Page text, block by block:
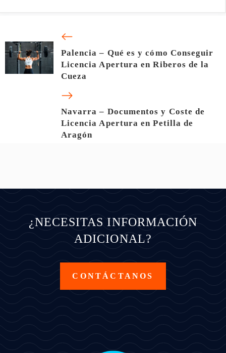
Palencia – Qué es y cómo Conseguir
Licencia Apertura en Riberos de la
Cueza
Navarra – Documentos y Coste de
Licencia Apertura en Petilla de
Aragón
¿NECESITAS INFORMACIÓN
ADICIONAL?
CONTÁCTANOS